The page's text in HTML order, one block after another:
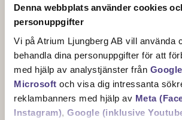
Denna webbplats använder cookies
personuppgifter
Vi på Atrium Ljungberg AB vill använda
behandla dina personuppgifter för att
med hjälp av analystjänster från Google
Microsoft och visa dig intressanta
reklambanners med hjälp av Meta
Instagram), Google (inklusive